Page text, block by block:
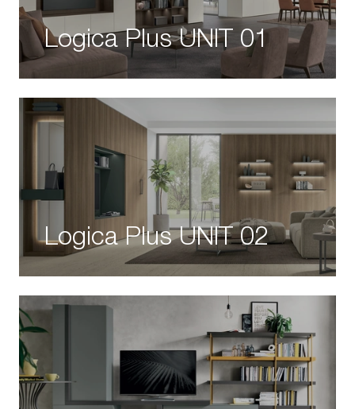
Logica Plus UNIT 01
Logica Plus UNIT 02